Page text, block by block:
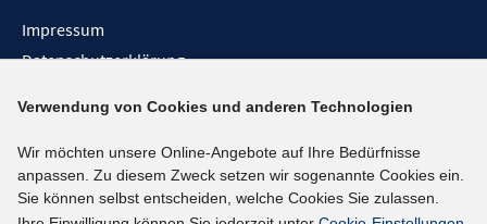
Impressum
Datenschutzerklärung
Barrieren melden
Social-Media-Kanäle
BlueSky
Verwendung von Cookies und anderen Technologien
Wir möchten unsere Online-Angebote auf Ihre Bedürfnisse
anpassen. Zu diesem Zweck setzen wir sogenannte Cookies ein.
Sie können selbst entscheiden, welche Cookies Sie zulassen.